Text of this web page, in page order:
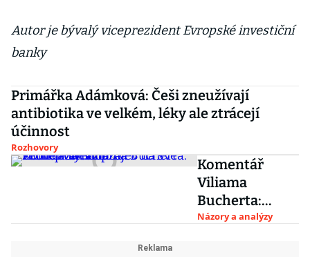
Autor je bývalý viceprezident Evropské investiční
banky
Primářka Adámková: Češi zneužívají
antibiotika ve velkém, léky ale ztrácejí
účinnost
Rozhovory
Komentář
Viliama
Bucherta:
Trump zacílil
Názory a analýzy